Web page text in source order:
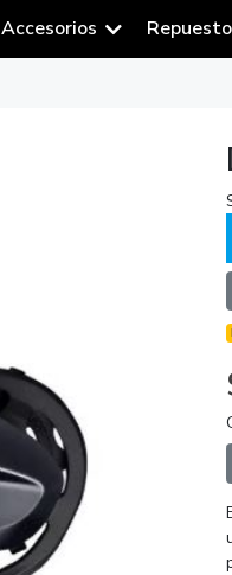
Accesorios